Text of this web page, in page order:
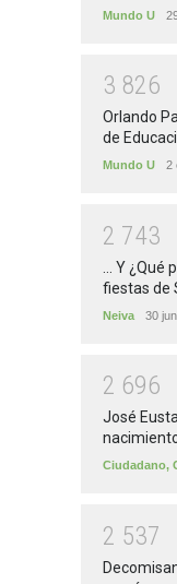
Mundo U
3 826
Orlando
de
Mundo U 2
2 743
... Y
fiestas de
Neiva 30
2 696
José
Ciudadano,
2 537